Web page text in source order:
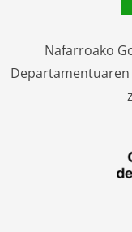
Nafarroako
Departamentuaren